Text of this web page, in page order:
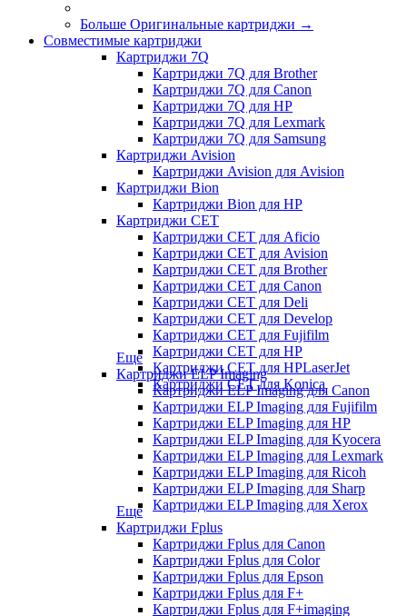
Больше Оригинальные картриджи →
Совместимые картриджи
Картриджи 7Q
Картриджи 7Q для Brother
Картриджи 7Q для Canon
Картриджи 7Q для HP
Картриджи 7Q для Lexmark
Картриджи 7Q для Samsung
Картриджи Avision
Картриджи Avision для Avision
Картриджи Bion
Картриджи Bion для HP
Картриджи CET
Картриджи CET для Aficio
Картриджи CET для Avision
Картриджи CET для Brother
Картриджи CET для Canon
Картриджи CET для Deli
Картриджи CET для Develop
Картриджи CET для Fujifilm
Картриджи CET для HP
Картриджи CET для HPLaserJet
Картриджи CET для Konica
Еще
Картриджи ELP Imaging
Картриджи ELP Imaging для Canon
Картриджи ELP Imaging для Fujifilm
Картриджи ELP Imaging для HP
Картриджи ELP Imaging для Kyocera
Картриджи ELP Imaging для Lexmark
Картриджи ELP Imaging для Ricoh
Картриджи ELP Imaging для Sharp
Картриджи ELP Imaging для Xerox
Еще
Картриджи Fplus
Картриджи Fplus для Canon
Картриджи Fplus для Color
Картриджи Fplus для Epson
Картриджи Fplus для F+
Картриджи Fplus для F+imaging